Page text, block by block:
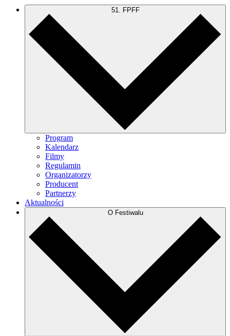
51. FPFF
Program
Kalendarz
Filmy
Regulamin
Organizatorzy
Producent
Partnerzy
Aktualności
O Festiwalu